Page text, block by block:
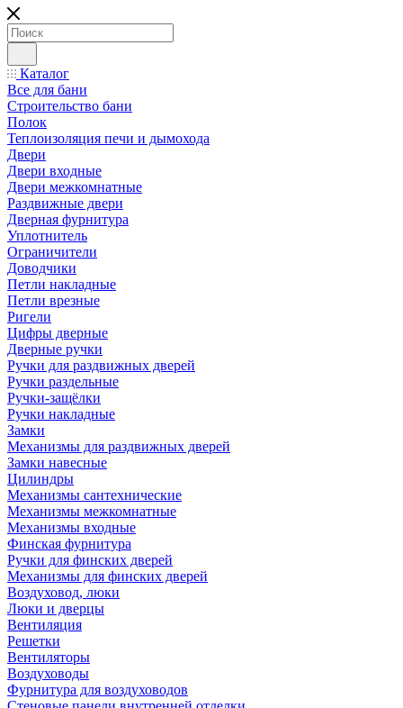
Каталог
Все для бани
Строительство бани
Полок
Теплоизоляция печи и дымохода
Двери
Двери входные
Двери межкомнатные
Раздвижные двери
Дверная фурнитура
Уплотнитель
Ограничители
Доводчики
Петли накладные
Петли врезные
Ригели
Цифры дверные
Дверные ручки
Ручки для раздвижных дверей
Ручки раздельные
Ручки-защёлки
Ручки накладные
Замки
Механизмы для раздвижных дверей
Замки навесные
Цилиндры
Механизмы сантехнические
Механизмы межкомнатные
Механизмы входные
Финская фурнитура
Ручки для финских дверей
Механизмы для финских дверей
Воздуховод, люки
Люки и дверцы
Вентиляция
Решетки
Вентиляторы
Воздуховоды
Фурнитура для воздуховодов